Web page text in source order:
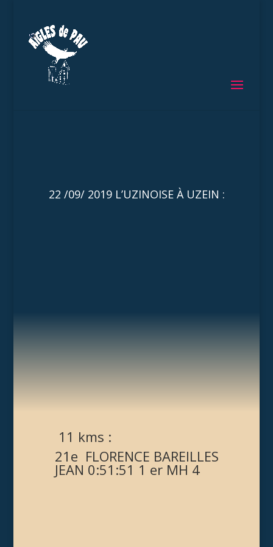
22 /09/ 2019 L’UZINOISE À UZEIN :
11 kms :
21e FLORENCE BAREILLES
JEAN 0:51:51 1 er MH 4